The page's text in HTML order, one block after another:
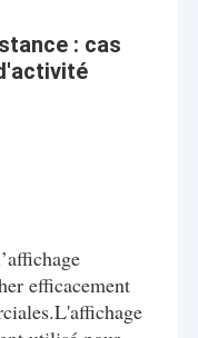
liquides: cas
efficacement